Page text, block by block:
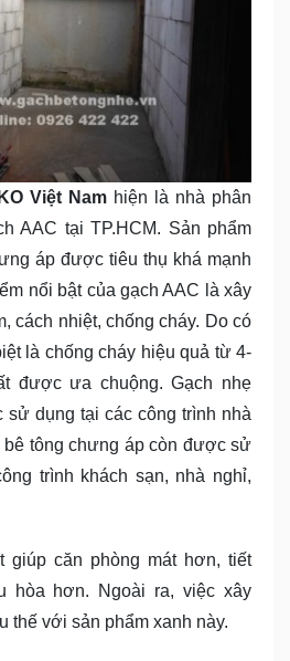
Việt Nam hiện là nhà phân
AAC tại TP.HCM. Sản phẩm
áp được tiêu thụ khá mạnh
nổi bật của gạch AAC là xây
cách nhiệt, chống cháy. Do có
là chống cháy hiệu quả từ 4-
được ưa chuộng. Gạch nhẹ
dụng tại các công trình nhà
bê tông chưng áp còn được sử
trình khách sạn, nhà nghỉ,
giúp căn phòng mát hơn, tiết
hòa hơn. Ngoài ra, việc xây
thế với sản phẩm xanh này.